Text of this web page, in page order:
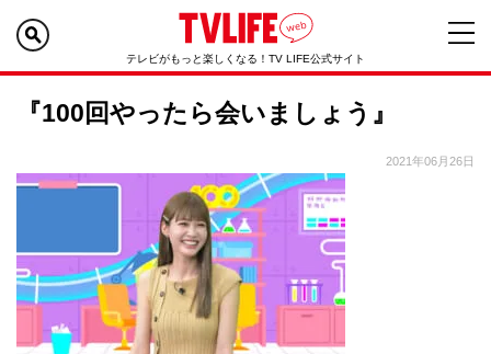
テレビがもっと楽しくなる！TV LIFE公式サイト
『100回やったら会いましょう』
2021年06月26日